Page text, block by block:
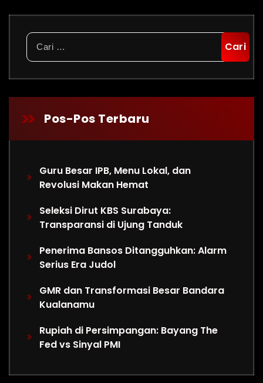
Cari
untuk:
Pos-Pos Terbaru
Guru Besar IPB, Menu Lokal, dan
Revolusi Makan Hemat
Seleksi Dirut KBS Surabaya:
Transparansi di Ujung Tanduk
Penerima Bansos Ditangguhkan: Alarm
Serius Era Judol
GMR dan Transformasi Besar Bandara
Kualanamu
Rupiah di Persimpangan: Bayang The
Fed vs Sinyal PMI